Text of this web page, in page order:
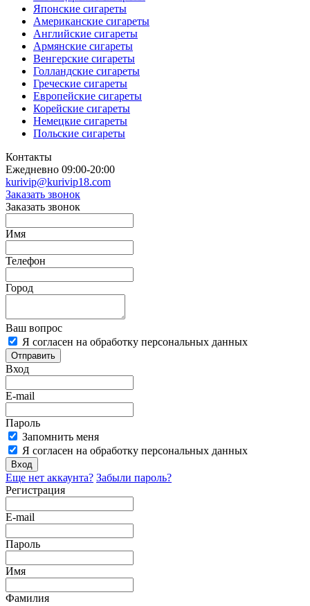
Японские сигареты
Американские сигареты
Английские сигареты
Армянские сигареты
Венгерские сигареты
Голландские сигареты
Греческие сигареты
Европейские сигареты
Корейские сигареты
Немецкие сигареты
Польские сигареты
Контакты
Ежедневно 09:00-20:00
kurivip@kurivip18.com
Заказать звонок
Заказать звонок
Имя
Телефон
Город
Ваш вопрос
Я согласен на обработку персональных данных
Отправить
Вход
E-mail
Пароль
Запомнить меня
Я согласен на обработку персональных данных
Вход
Еще нет аккаунта? Забыли пароль?
Регистрация
E-mail
Пароль
Имя
Фамилия